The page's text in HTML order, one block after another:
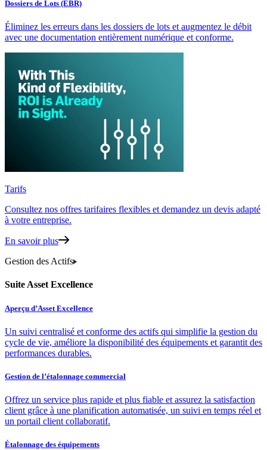
Dossiers de Lots (EBR)
Éliminez les erreurs dans les dossiers de lots et augmentez le débit
avec une documentation entièrement numérique et conforme.
Tarifs
Consultez nos offres tarifaires flexibles et demandez un devis adapté
à votre entreprise.
En savoir plus
Gestion des Actifs
Suite Asset Excellence
Aperçu d’Asset Excellence
Un suivi centralisé et conforme des actifs qui simplifie la gestion du
cycle de vie, améliore la disponibilité des équipements et garantit des
performances durables.
Gestion de l’étalonnage commercial
Offrez un service plus rapide et plus fiable et assurez la satisfaction
client grâce à une planification automatisée, un suivi en temps réel et
un portail client collaboratif.
Étalonnage des équipements